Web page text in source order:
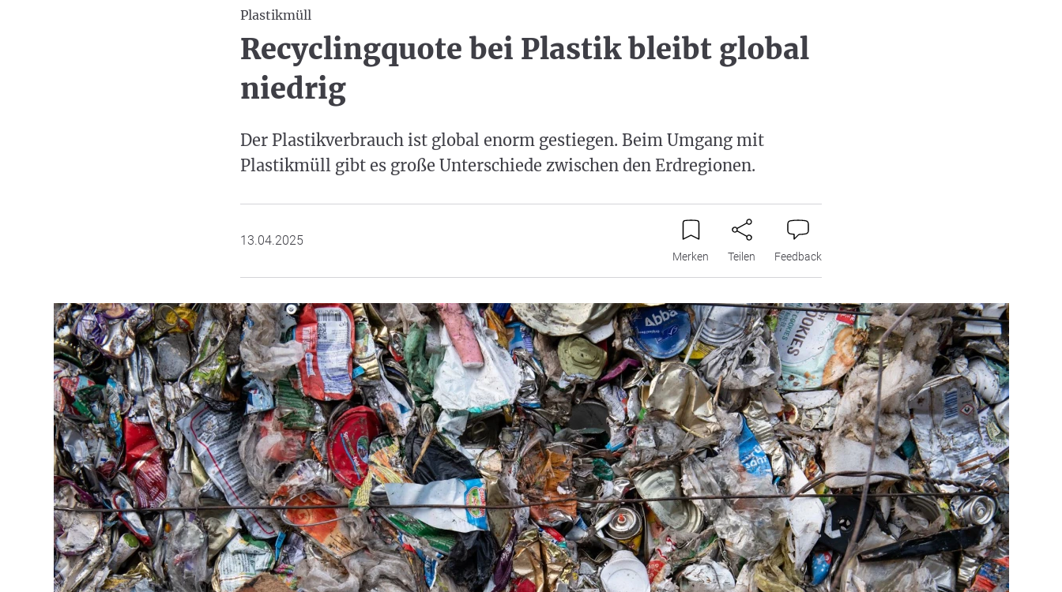
Plastikmüll
Recyclingquote bei Plastik bleibt global
niedrig
Der Plastikverbrauch ist global enorm gestiegen. Beim Umgang mit
Plastikmüll gibt es große Unterschiede zwischen den Erdregionen.
13.04.2025
Merken Teilen Feedback